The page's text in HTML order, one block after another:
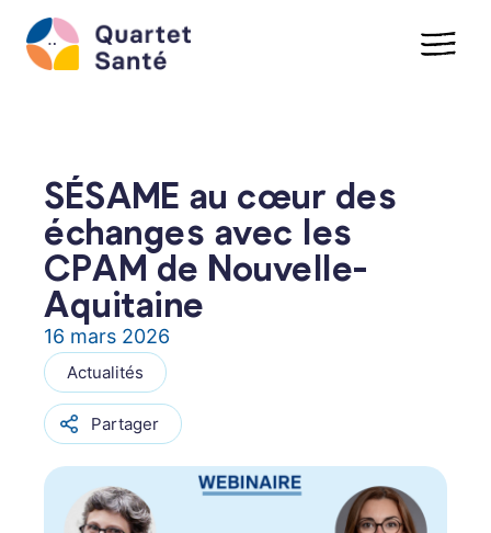
contenu
SÉSAME au cœur des
échanges avec les
CPAM de Nouvelle-
Aquitaine
16 mars 2026
Actualités
Partager